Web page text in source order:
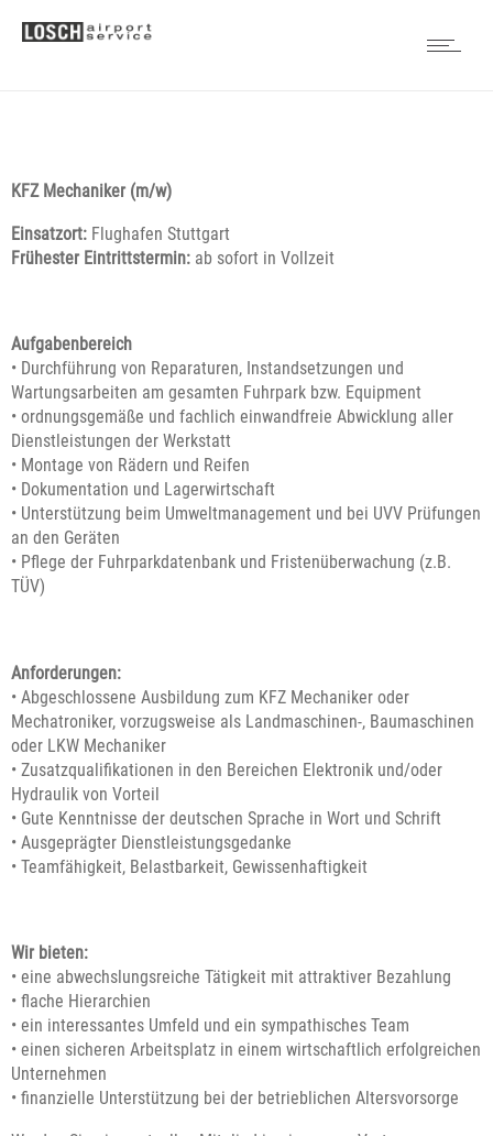
KFZ Mechaniker (m/w)
Einsatzort: Flughafen Stuttgart
Frühester Eintrittstermin: ab sofort in Vollzeit
Aufgabenbereich
• Durchführung von Reparaturen, Instandsetzungen und
Wartungsarbeiten am gesamten Fuhrpark bzw. Equipment
• ordnungsgemäße und fachlich einwandfreie Abwicklung aller
Dienstleistungen der Werkstatt
• Montage von Rädern und Reifen
• Dokumentation und Lagerwirtschaft
• Unterstützung beim Umweltmanagement und bei UVV Prüfungen
an den Geräten
• Pflege der Fuhrparkdatenbank und Fristenüberwachung (z.B.
TÜV)
Anforderungen:
• Abgeschlossene Ausbildung zum KFZ Mechaniker oder
Mechatroniker, vorzugsweise als Landmaschinen-, Baumaschinen
oder LKW Mechaniker
• Zusatzqualifikationen in den Bereichen Elektronik und/oder
Hydraulik von Vorteil
• Gute Kenntnisse der deutschen Sprache in Wort und Schrift
• Ausgeprägter Dienstleistungsgedanke
• Teamfähigkeit, Belastbarkeit, Gewissenhaftigkeit
Wir bieten:
• eine abwechslungsreiche Tätigkeit mit attraktiver Bezahlung
• flache Hierarchien
• ein interessantes Umfeld und ein sympathisches Team
• einen sicheren Arbeitsplatz in einem wirtschaftlich erfolgreichen
Unternehmen
• finanzielle Unterstützung bei der betrieblichen Altersvorsorge